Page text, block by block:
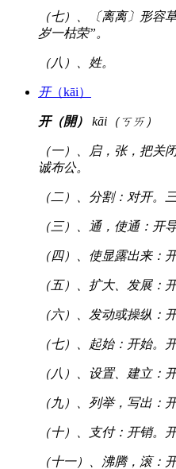
（七）、〔离离〕形容
岁一枯荣”。
（八）、姓。
开（kāi）
开（開） kāi（ㄎㄞ）
（一）、启，张，把关
诚布公。
（二）、分割：对开。
（三）、通，使通：开
（四）、使显露出来：
（五）、扩大、发展：
（六）、发动或操纵：
（七）、起始：开始。
（八）、设置、建立：
（九）、列举，写出：
（十）、支付：开销。开
（十一）、沸腾，滚：开